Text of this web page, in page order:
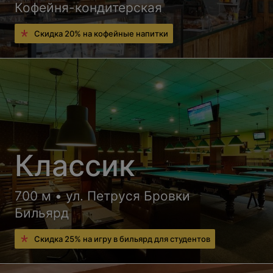
Кофейня-кондитерская
Скидка 20% на кофейные напитки
Классик
700 м • ул. Петруся Бровки
Бильярд
Скидка 25% на игру в бильярд для студентов